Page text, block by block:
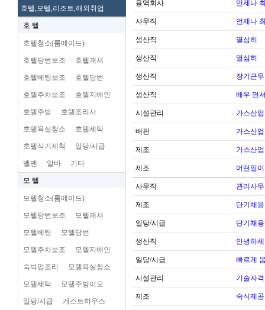
호텔,모텔,리조트,해외취업
호 텔
호텔청소(룸메이드)
호텔당번보조 호텔캐셔
호텔베팅보조 호텔당번
호텔주차보조 호텔지배인
호텔주방 호텔조리사
호텔욕실청소 호텔세탁
호텔식기세척 일당/시급
벨맨 알바 기타
모 텔
모텔청소(룸메이드)
모텔당번보조 모텔캐셔
모텔베팅 모텔당번
모텔주차보조 모텔지배인
숙박업조리 모텔욕실청소
모텔세탁 모텔주방이모
일당/시급 게스트하우스
용역회사 언제나
사무직 언제나
생산직 열심히
생산직 열심히
생산직 장기근
생산직 배우 면
시설관리 가스산
배관 가스산
제조 가스산
제조 어떤일
사무직 관리사
제조 단기채
일당/시급 단기채
생산직 안녕하
일당/시급 빠르게
시설관리 기술자
제조 숙식제